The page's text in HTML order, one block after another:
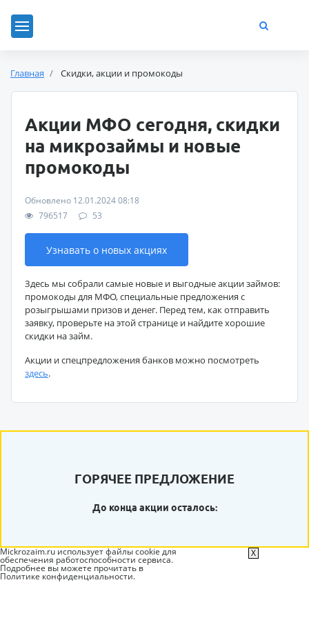
Главная Скидки, акции и промокоды
Акции МФО сегодня, скидки
на микрозаймы и новые
промокоды
Обновлено 12.01.2024 08:18
796517
53
Узнавать о новых акциях
Здесь мы собрали самые новые и выгодные акции займов:
промокоды для МФО, специальные предложения с
розыгрышами призов и денег. Перед тем, как отправить
заявку, проверьте на этой странице и найдите хорошие
скидки на займ.
Акции и спецпредложения банков можно посмотреть
здесь.
ГОРЯЧЕЕ ПРЕДЛОЖЕНИЕ
До конца акции осталось:
Mickrozaim.ru использует файлы cookie для
обеспечения работоспособности сервиса.
Подробнее вы можете прочитать в
Политике конфиденциальности.
X